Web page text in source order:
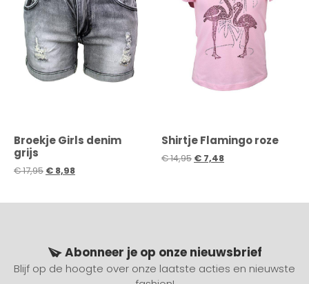
Broekje Girls denim
grijs
€17,95 € 8,98
Shirtje Flamingo roze
€14,95 € 7,48
Abonneer je op onze nieuwsbrief
Blijf op de hoogte over onze laatste acties en nieuwste